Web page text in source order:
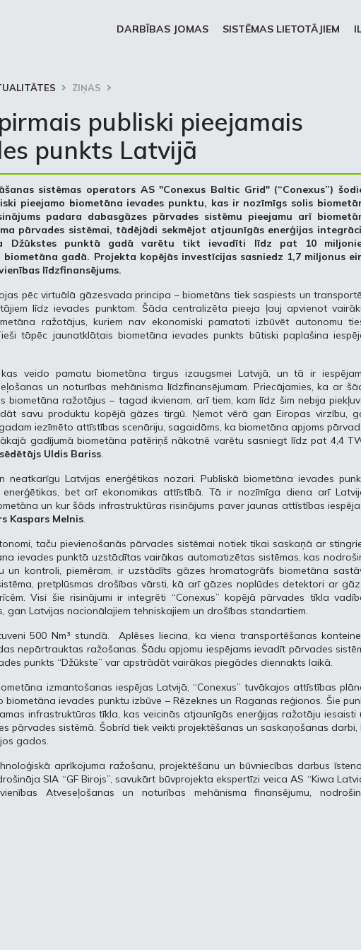
DARBĪBAS JOMAS SISTĒMAS LIETOTĀJIEM
ZIŅAS
publiski pieejamais
punkts Latvijā
sistēmas operators AS "Conexus Baltic Grid" (“Conexus”)
pieejamo biometāna ievades punktu, kas ir nozīmīgs solis
padara dabasgāzes pārvades sistēmu pieejamu arī
pārvades sistēmai, tādējādi sekmējot atjaunīgās enerģijas
Džūkstes punktā gadā varētu tikt ievadīti līdz pat 10
biometāna gadā. Projekta kopējās investīcijas sasniedz 1,7 miljonus
līdzfinansējums.
pēc virtuālā gāzesvada principa – biometāns tiek saspiests un
līdz ievades punktam. Šāda centralizēta pieeja ļauj apvienot
ražotājus, kuriem nav ekonomiski pamatoti izbūvēt autonomu
tāpēc jaunatklātais biometāna ievades punkts būtiski paplašina
veido pamatu biometāna tirgus izaugsmei Latvijā, un tā ir
un noturības mehānisma līdzfinansējumam. Priecājamies, ka ar
biometāna ražotājus – tagad ikvienam, arī tiem, kam līdz šim nebija
savu produktu kopējā gāzes tirgū. Ņemot vērā gan Eiropas virzību,
iezīmēto attīstības scenāriju, sagaidāms, ka biometāna apjoms
gadījumā biometāna patēriņš nākotnē varētu sasniegt līdz pat 4,4
Uldis Bariss.
neatkarīgu Latvijas enerģētikas nozari. Publiskā biometāna ievades
bet arī ekonomikas attīstībā. Tā ir nozīmīga diena arī
un kur šāds infrastruktūras risinājums paver jaunas attīstības
Kaspars Melnis.
taču pievienošanās pārvades sistēmai notiek tikai saskaņā ar
ievades punktā uzstādītas vairākas automatizētas sistēmas, kas
un kontroli, piemēram, ir uzstādīts gāzes hromatogrāfs biometāna
pretplūsmas drošības vārsti, kā arī gāzes noplūdes detektori ar
Visi šie risinājumi ir integrēti “Conexus” kopējā pārvades tīkla
gan Latvijas nacionālajiem tehniskajiem un drošības standartiem.
500 Nm³ stundā. Aplēses liecina, ka viena transportēšanas
nepārtrauktas ražošanas. Šādu apjomu iespējams ievadīt pārvades
punkts “Džūkste” var apstrādāt vairākas piegādes diennakts laikā.
izmantošanas iespējas Latvijā, “Conexus” tuvākajos attīstības
ievades punktu izbūve – Rēzeknes un Raganas reģionos. Šie
infrastruktūras tīkla, kas veicinās atjaunīgās enerģijas ražotāju iesaisti
pārvades sistēmā. Šobrīd tiek veikti projektēšanas un saskaņošanas darbi,
gados.
aprīkojuma ražošanu, projektēšanu un būvniecības darbus
SIA “GF Birojs”, savukārt būvprojekta ekspertīzi veica AS “Kiwa
Atveseļošanas un noturības mehānisma finansējumu,